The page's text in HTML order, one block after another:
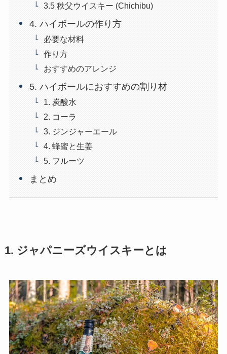
3.5 秩父ウイスキー (Chichibu)
4. ハイボールの作り方
必要な材料
作り方
おすすめのアレンジ
5. ハイボールにおすすめの割り材
1. 炭酸水
2. コーラ
3. ジンジャーエール
4. 蜂蜜と生姜
5. フルーツ
まとめ
1. ジャパニーズウイスキーとは